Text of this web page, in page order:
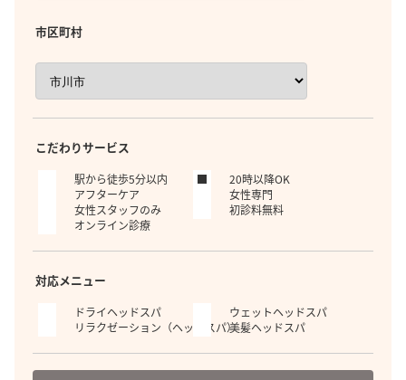
市区町村
こだわりサービス
駅から徒歩5分以内
20時以降OK
アフターケア
女性専門
女性スタッフのみ
初診料無料
オンライン診療
対応メニュー
ドライヘッドスパ
ウェットヘッドスパ
リラクゼーション（ヘッドスパ）美髪ヘッドスパ